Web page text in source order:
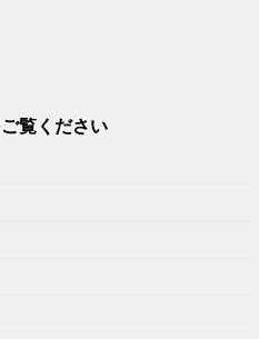
覧ください